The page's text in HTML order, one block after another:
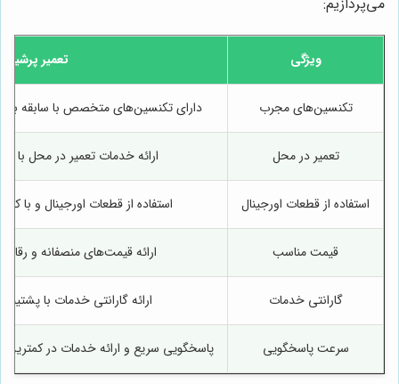
ویژگی تعمیر پرشین
تکنسین‌های مجرب دارای تکنسین‌های متخصص با سابقه
تعمیر در محل ارائه خدمات تعمیر در محل با
استفاده از قطعات اورجینال استفاده از قطعات اورجینال و با
قیمت مناسب ارائه قیمت‌های منصفانه و
گارانتی خدمات ارائه گارانتی خدمات با
سرعت پاسخگویی پاسخگویی سریع و ارائه خدمات در